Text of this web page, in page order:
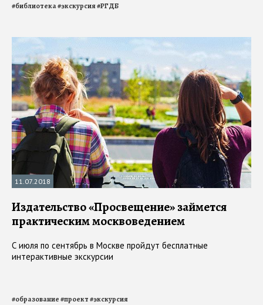
#библиотека#экскурсия#РГДБ
11.07.2018
Издательство «Просвещение» займется
практическим москвоведением
С июля по сентябрь в Москве пройдут бесплатные
интерактивные экскурсии
#образование#проект#экскурсия